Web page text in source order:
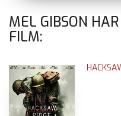
MEL GIBSON
FILM: